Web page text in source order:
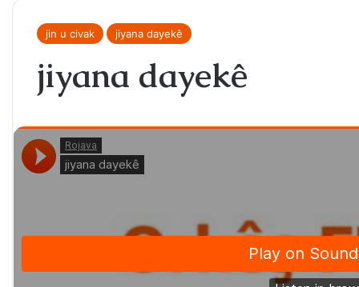
jin u civak jiyana dayekê
jiyana dayekê